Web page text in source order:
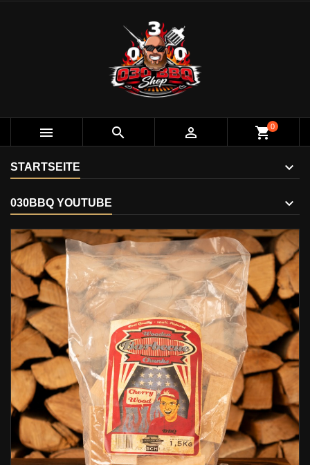
   shopping_cart0
STARTSEITE
030BBQ YOUTUBE